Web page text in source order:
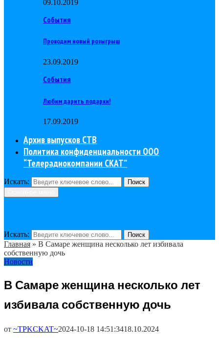
09.10.2019
События
Проводим новый розыгрыш
23.09.2019
События
Любим дарить подарки!
17.09.2019
Архив выпусков СТВ
Политика конфиденциальности ООО
“Телерадиокомпании СКАТ”
Искать:
Поиск
Искать: Поиск
Главная » В Самаре женщина несколько лет избивала
собственную дочь
Новости
В Самаре женщина несколько лет
избивала собственную дочь
от ~TPKCKAT~2024-10-18 14:51:3418.10.2024